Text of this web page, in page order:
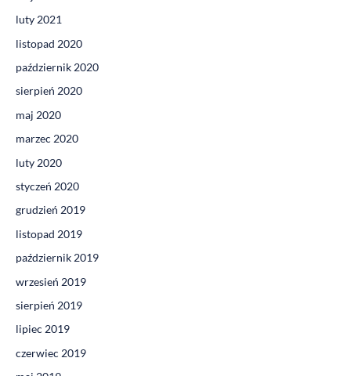
luty 2021
listopad 2020
październik 2020
sierpień 2020
maj 2020
marzec 2020
luty 2020
styczeń 2020
grudzień 2019
listopad 2019
październik 2019
wrzesień 2019
sierpień 2019
lipiec 2019
czerwiec 2019